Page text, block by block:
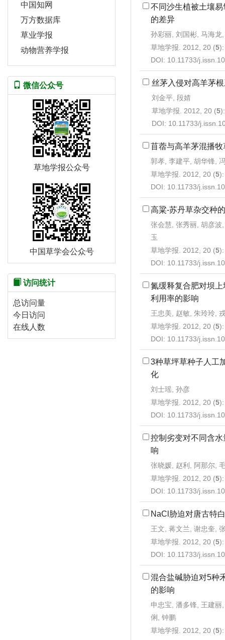
不同沙生植被土壤
的差异
孙彩丽, 刘国彬, 马海龙
草地学报. 2012, 20 (5
DOI: 10.11733/
丝茅入侵对高羊茅
刘金平, 段婧
草地学报. 2012, 20 (5
DOI: 10.11733/
苜蓿与高羊茅混播
郭孝, 李建平, 胡华锋,
草地学报. 2012, 20 (5
DOI: 10.11733/
高粱-苏丹草杂交种
张会慧, 张秀丽, 胡彦波
玉
草地学报. 2012, 20 (5
DOI: 10.11733/
氮缓释复合肥对坝
利用率的影响
王忠美, 赵敏, 朱玲玲,
草地学报. 2012, 20 (5
DOI: 10.11733/
3种草坪草种子人工
化
刘士瑶, 孙彦
草地学报. 2012, 20 (5
DOI: 10.11733/
控制劣变对不同含
响
张晓媛, 赵利, 阿那尔,
草地学报. 2012, 20 (5
DOI: 10.11733/
NaCl胁迫对唐古特
王文, 蒋文兰, 谢忠奎,
草地学报. 2012, 20 (5
DOI: 10.11733/
混合盐碱胁迫对5种
的影响
申忠宝, 潘多锋, 王建
俐, 钟鹏
草地学报. 2012, 20 (5
中国知网
万方数据库
草业学报
动物营养学报
微信公众号
草地学报公众号
中国草学会公众号
访问统计
总访问量
今日访问
在线人数